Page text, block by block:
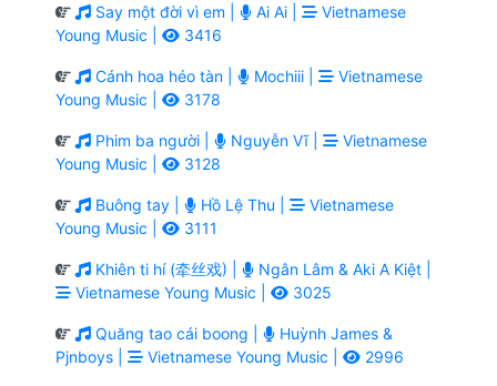
Say một đời vì em | Ai Ai |
Vietnamese
Young Music |
3416
Cánh hoa héo tàn | Mochiii |
Vietnamese
Young Music |
3178
Phim ba người | Nguyễn Vĩ |
Vietnamese
Young Music |
3128
Buông tay | Hồ Lệ Thu |
Vietnamese
Young Music |
3111
Khiên ti hí (牵丝戏) |
Ngân Lâm & Aki A Kiệt |
Vietnamese Young Music |
3025
Quăng tao cái boong |
Huỳnh James &
Pjnboys |
Vietnamese Young Music | 2996